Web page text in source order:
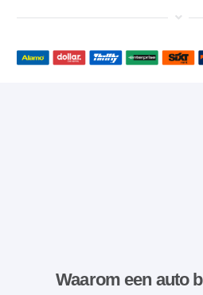
Waarom een ​​auto